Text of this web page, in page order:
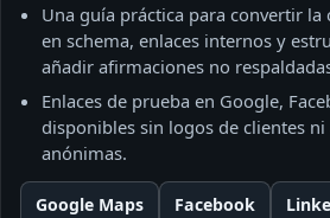
Una guía práctica para convertir la
en schema, enlaces internos y
añadir afirmaciones no
Enlaces de prueba en Google,
disponibles sin logos de clientes
anónimas.
Google Maps Facebook